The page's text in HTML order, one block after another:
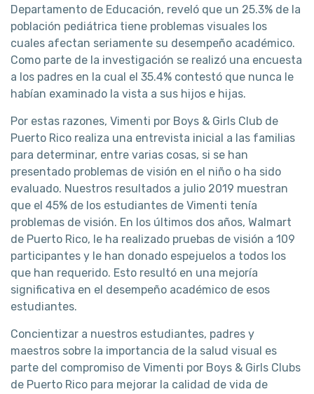
Departamento de Educación, reveló que un 25.3% de la
población pediátrica tiene problemas visuales los
cuales afectan seriamente su desempeño académico.
Como parte de la investigación se realizó una encuesta
a los padres en la cual el 35.4% contestó que nunca le
habían examinado la vista a sus hijos e hijas.
Por estas razones, Vimenti por Boys & Girls Club de
Puerto Rico realiza una entrevista inicial a las familias
para determinar, entre varias cosas, si se han
presentado problemas de visión en el niño o ha sido
evaluado. Nuestros resultados a julio 2019 muestran
que el 45% de los estudiantes de Vimenti tenía
problemas de visión. En los últimos dos años, Walmart
de Puerto Rico, le ha realizado pruebas de visión a 109
participantes y le han donado espejuelos a todos los
que han requerido. Esto resultó en una mejoría
significativa en el desempeño académico de esos
estudiantes.
Concientizar a nuestros estudiantes, padres y
maestros sobre la importancia de la salud visual es
parte del compromiso de Vimenti por Boys & Girls Clubs
de Puerto Rico para mejorar la calidad de vida de